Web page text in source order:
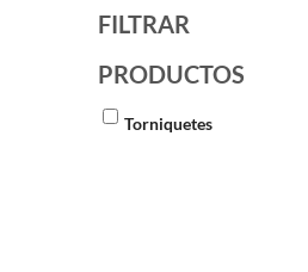
FILTRAR
PRODUCTOS
Torniquetes